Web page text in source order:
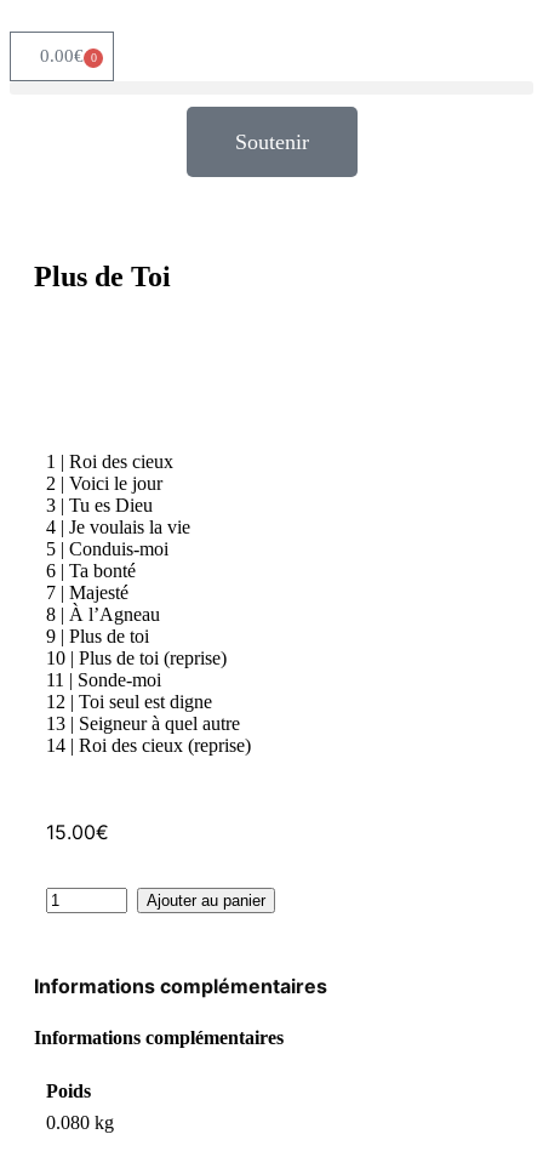
0.00€ 0
Soutenir
Plus de Toi
1 | Roi des cieux
2 | Voici le jour
3 | Tu es Dieu
4 | Je voulais la vie
5 | Conduis-moi
6 | Ta bonté
7 | Majesté
8 | À l’Agneau
9 | Plus de toi
10 | Plus de toi (reprise)
11 | Sonde-moi
12 | Toi seul est digne
13 | Seigneur à quel autre
14 | Roi des cieux (reprise)
15.00€
Ajouter au panier
Informations complémentaires
Informations complémentaires
Poids
0.080 kg